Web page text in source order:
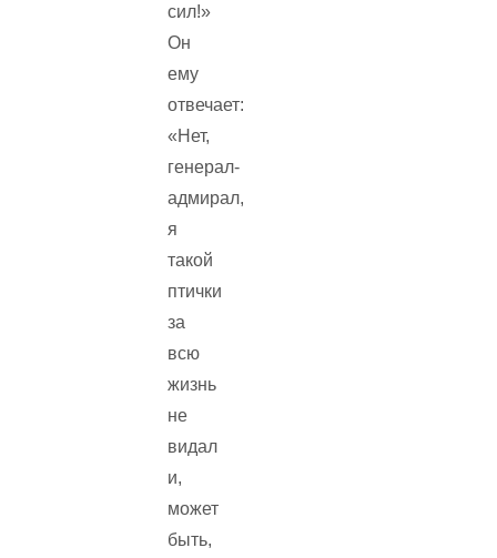
сил!»
Он
ему
отвечает:
«Нет,
генерал-
адмирал,
я
такой
птички
за
всю
жизнь
не
видал
и,
может
быть,